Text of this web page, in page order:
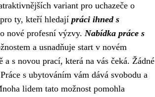
variant pro uchazeče o
ty, kteří hledají práci ihned s
nové profesní výzvy. Nabídka práce s
a usnadňuje start v novém
s novou prací, která na vás čeká. Žádné
s ubytováním vám dává svobodu a
lidem tato možnost pomohla